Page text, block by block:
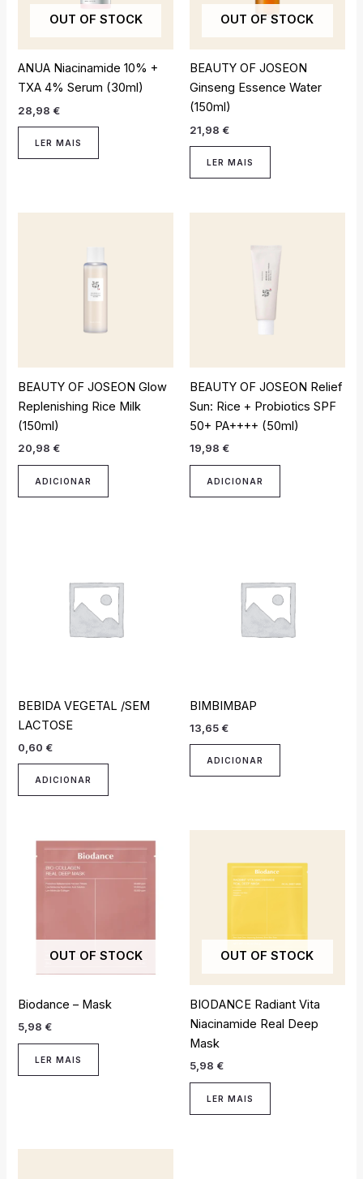
OUT OF STOCK
ANUA Niacinamide 10% +
TXA 4% Serum (30ml)
28,98 €
LER MAIS
OUT OF STOCK
BEAUTY OF JOSEON
Ginseng Essence Water
(150ml)
21,98 €
LER MAIS
BEAUTY OF JOSEON Glow
Replenishing Rice Milk
(150ml)
20,98 €
ADICIONAR
BEAUTY OF JOSEON Relief
Sun: Rice + Probiotics SPF
50+ PA++++ (50ml)
19,98 €
ADICIONAR
BEBIDA VEGETAL /SEM
LACTOSE
0,60 €
ADICIONAR
BIMBIMBAP
13,65 €
ADICIONAR
OUT OF STOCK
Biodance – Mask
5,98 €
LER MAIS
OUT OF STOCK
BIODANCE Radiant Vita
Niacinamide Real Deep
Mask
5,98 €
LER MAIS